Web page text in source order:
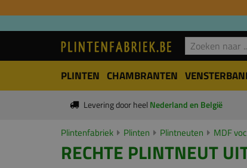
PLINTEN CHAMBRANTEN
Levering door heel Nederland en België
Plintenfabriek Plinten Plintneuten MDF
RECHTE PLINTNEUT